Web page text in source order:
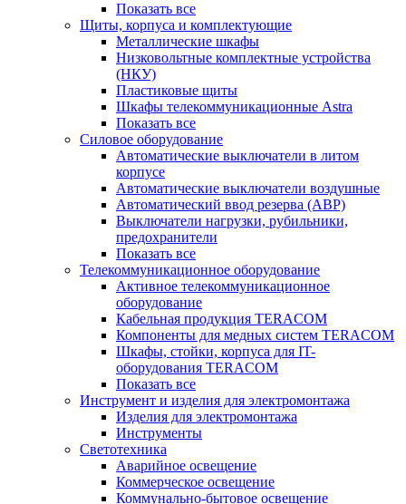
Показать все
Щиты, корпуса и комплектующие
Металлические шкафы
Низковольтные комплектные устройства
(НКУ)
Пластиковые щиты
Шкафы телекоммуникационные Astra
Показать все
Силовое оборудование
Автоматические выключатели в литом
корпусе
Автоматические выключатели воздушные
Автоматический ввод резерва (АВР)
Выключатели нагрузки, рубильники,
предохранители
Показать все
Телекоммуникационное оборудование
Активное телекоммуникационное
оборудование
Кабельная продукция TERACOM
Компоненты для медных систем TERACOM
Шкафы, стойки, корпуса для IT-
оборудования TERACOM
Показать все
Инструмент и изделия для электромонтажа
Изделия для электромонтажа
Инструменты
Светотехника
Аварийное освещение
Коммерческое освещение
Коммунально-бытовое освещение